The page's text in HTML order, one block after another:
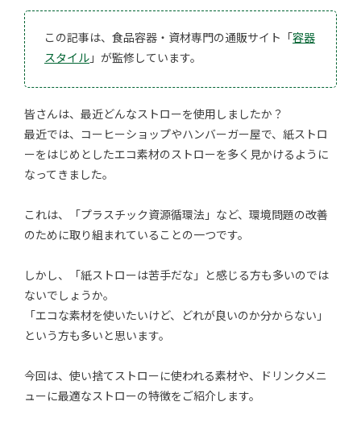
この記事は、食品容器・資材専門の通販サイト「容器
スタイル 」が監修しています。
皆さんは、最近どんなストローを使用しましたか？
最近では、コーヒーショップやハンバーガー屋で、紙ストロ
ーをはじめとしたエコ素材のストローを多く見かけるように
なってきました。
これは、「プラスチック資源循環法」など、環境問題の改善
のために取り組まれていることの一つです。
しかし、「紙ストローは苦手だな」と感じる方も多いのでは
ないでしょうか。
「エコな素材を使いたいけど、どれが良いのか分からない」
という方も多いと思います。
今回は、使い捨てストローに使われる素材や、ドリンクメニ
ューに最適なストローの特徴をご紹介します。